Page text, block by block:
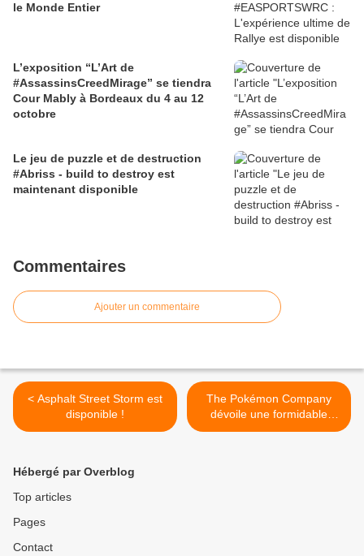
le Monde Entier
L’exposition “L’Art de
#AssassinsCreedMirage” se tiendra
Cour Mably à Bordeaux du 4 au 12
octobre
Le jeu de puzzle et de destruction
#Abriss - build to destroy est
maintenant disponible
Commentaires
Ajouter un commentaire
< Asphalt Street Storm est
disponible !
The Pokémon Company
dévoile une formidable
installation artistique à
Hébergé par Overblog
Top articles
Pages
Contact